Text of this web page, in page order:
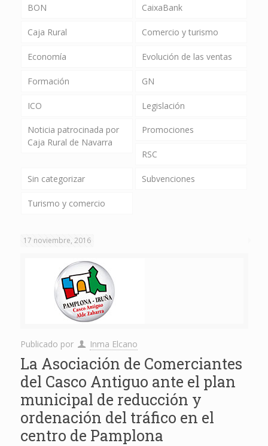
BON CaixaBank
Caja Rural Comercio y turismo
Economía Evolución de las ventas
Formación GN
ICO Legislación
Noticia patrocinada por
Caja Rural de Navarra
Promociones
RSC
Sin categorizar Subvenciones
Turismo y comercio
17 noviembre, 2016
Publicado por Inma Elcano
La Asociación de Comerciantes
del Casco Antiguo ante el plan
municipal de reducción y
ordenación del tráfico en el
centro de Pamplona